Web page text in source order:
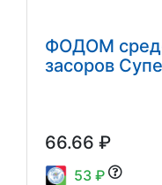
ФОДОМ
засоров
66.66 ₽
53 ₽